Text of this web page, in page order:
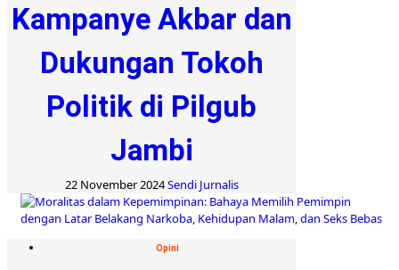
Kampanye Akbar dan
Dukungan Tokoh
Politik di Pilgub
Jambi
22 November 2024Sendi Jurnalis
Opini